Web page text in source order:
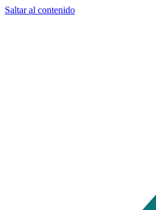
Saltar al contenido